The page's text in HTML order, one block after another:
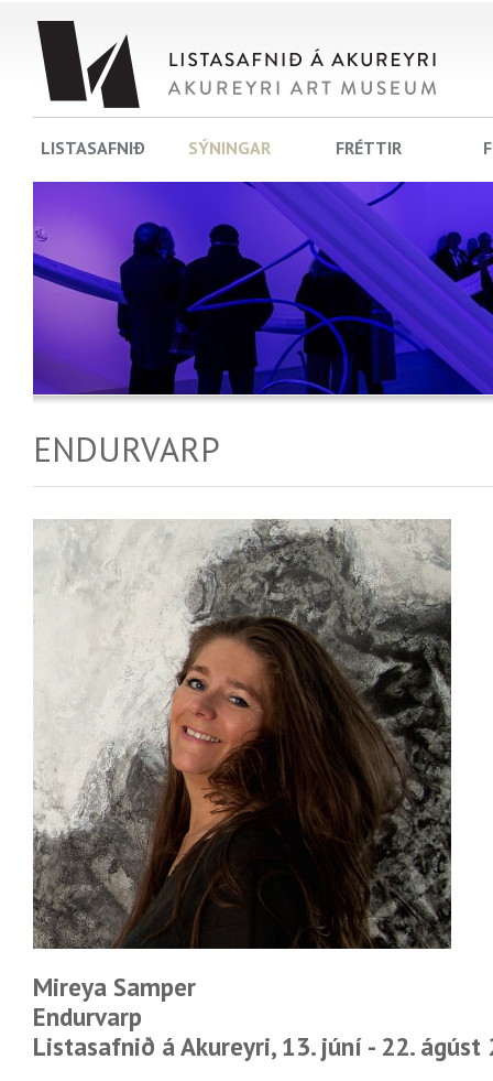
ENDURVARP
Mireya Samper
Endurvarp
Listasafnið á Akureyri, 13. júní - 22. ágúst
LISTASAFNIÐ SÝNINGAR FRÉTTIR